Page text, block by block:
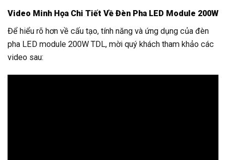
Video Minh Họa Chi Tiết Về Đèn Pha LED Module 200W
Để hiểu rõ hơn về cấu tạo, tính năng và ứng dụng của đèn
pha LED module 200W TDL, mời quý khách tham khảo các
video sau: